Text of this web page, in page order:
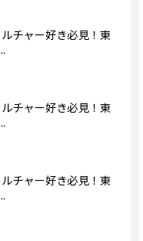
チャー好き必見！東
チャー好き必見！東
チャー好き必見！東